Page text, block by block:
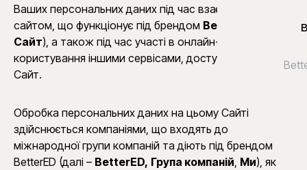
Ваших персональних даних під час взаємодії з веб-
сайтом, що функціонує під брендом BetterED
Сайт), а також під час участі в онлайн-подіях та
користування іншими сервісами, доступними через
Сайт.
Обробка персональних даних на цьому Сайті
здійснюється компаніями, що входять до
міжнародної групи компаній та діють під брендом
BetterED (далі – BetterED, Група компаній, Ми), як